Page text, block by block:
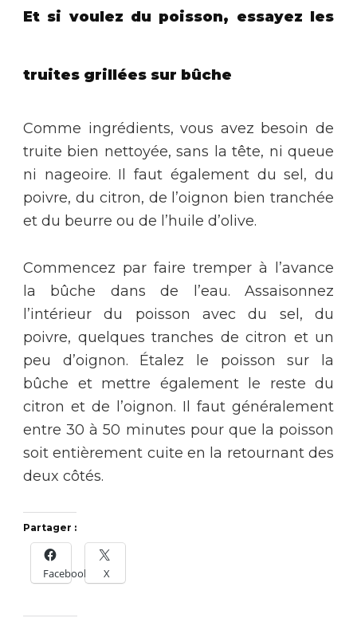
Et si voulez du poisson, essayez les
truites grillées sur bûche
Comme ingrédients, vous avez besoin de
truite bien nettoyée, sans la tête, ni queue
ni nageoire. Il faut également du sel, du
poivre, du citron, de l’oignon bien tranchée
et du beurre ou de l’huile d’olive.
Commencez par faire tremper à l’avance
la bûche dans de l’eau. Assaisonnez
l’intérieur du poisson avec du sel, du
poivre, quelques tranches de citron et un
peu d’oignon. Étalez le poisson sur la
bûche et mettre également le reste du
citron et de l’oignon. Il faut généralement
entre 30 à 50 minutes pour que la poisson
soit entièrement cuite en la retournant des
deux côtés.
Partager :
Facebook X